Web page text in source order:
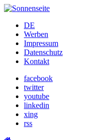
Skip
contentDE
Werben
Impressum
Datenschutz
Kontakt
facebook
twitter
youtube
linkedin
xing
rss